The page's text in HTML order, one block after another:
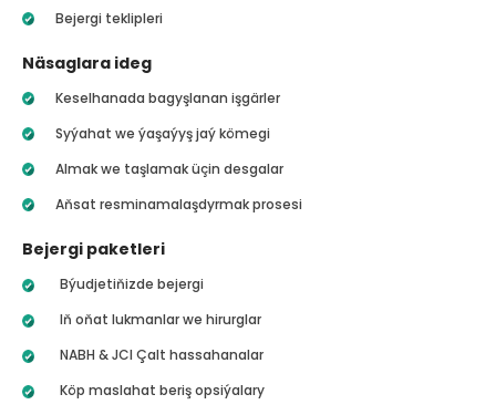
Bejergi teklipleri
Näsaglara ideg
Keselhanada bagyşlanan işgärler
Syýahat we ýaşaýyş jaý kömegi
Almak we taşlamak üçin desgalar
Aňsat resminamalaşdyrmak prosesi
Bejergi paketleri
Býudjetiňizde bejergi
Iň oňat lukmanlar we hirurglar
NABH & JCI Çalt hassahanalar
Köp maslahat beriş opsiýalary